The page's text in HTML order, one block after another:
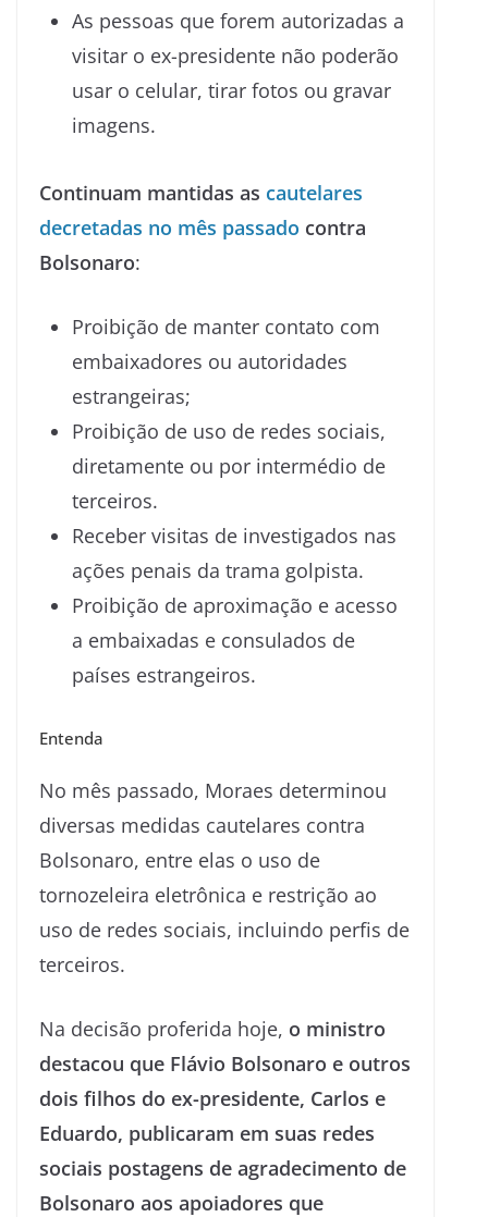
As pessoas que forem autorizadas a
visitar o ex-presidente não poderão
usar o celular, tirar fotos ou gravar
imagens.
Continuam mantidas as cautelares
decretadas no mês passado contra
Bolsonaro:
Proibição de manter contato com
embaixadores ou autoridades
estrangeiras;
Proibição de uso de redes sociais,
diretamente ou por intermédio de
terceiros.
Receber visitas de investigados nas
ações penais da trama golpista.
Proibição de aproximação e acesso
a embaixadas e consulados de
países estrangeiros.
Entenda
No mês passado, Moraes determinou
diversas medidas cautelares contra
Bolsonaro, entre elas o uso de
tornozeleira eletrônica e restrição ao
uso de redes sociais, incluindo perfis de
terceiros.
Na decisão proferida hoje, o ministro
destacou que Flávio Bolsonaro e outros
dois filhos do ex-presidente, Carlos e
Eduardo, publicaram em suas redes
sociais postagens de agradecimento de
Bolsonaro aos apoiadores que